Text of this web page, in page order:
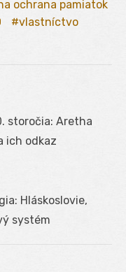
ochrana pamiatok
vlastníctvo
storočia: Aretha
ich odkaz
Hláskoslovie,
systém